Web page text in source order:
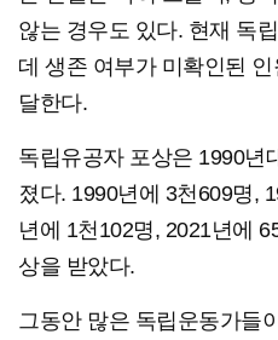
않는 경우도 있다. 현재 독
데 생존 여부가 미확인된
달한다.
독립유공자 포상은 1990년
졌다. 1990년에 3천609명,
년에 1천102명, 2021년에
상을 받았다.
그동안 많은 독립운동가들